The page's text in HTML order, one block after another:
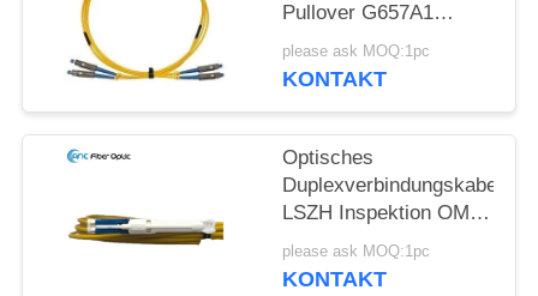
Pullover G657A1
G657A2 G652D aus
optischen Fasern
please ask MOQ:1pc
KONTAKT
Optisches
Duplexverbindungskabel
LSZH Inspektion OM2
OM3 OM5
Verbindungskabel-
please ask MOQ:1pc
KONTAKT